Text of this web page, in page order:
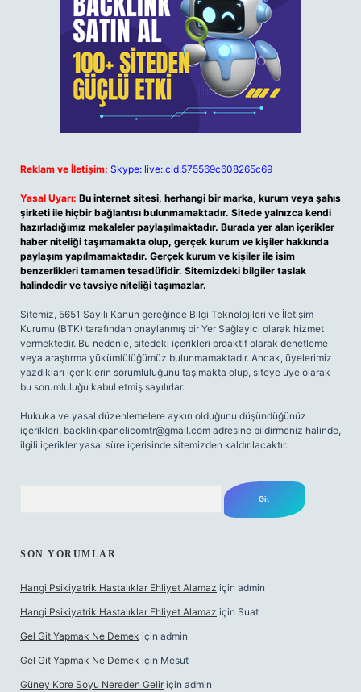
Reklam ve İletişim: Skype: live:.cid.575569c608265c69
Yasal Uyarı: Bu internet sitesi, herhangi bir marka, kurum veya şahıs
şirketi ile hiçbir bağlantısı bulunmamaktadır. Sitede yalnızca kendi
hazırladığımız makaleler paylaşılmaktadır. Burada yer alan içerikler
haber niteliği taşımamakta olup, gerçek kurum ve kişiler hakkında
paylaşım yapılmamaktadır. Gerçek kurum ve kişiler ile isim
benzerlikleri tamamen tesadüfidir. Sitemizdeki bilgiler taslak
halindedir ve tavsiye niteliği taşımazlar.
Sitemiz, 5651 Sayılı Kanun gereğince Bilgi Teknolojileri ve İletişim
Kurumu (BTK) tarafından onaylanmış bir Yer Sağlayıcı olarak hizmet
vermektedir. Bu nedenle, sitedeki içerikleri proaktif olarak denetleme
veya araştırma yükümlülüğümüz bulunmamaktadır. Ancak, üyelerimiz
yazdıkları içeriklerin sorumluluğunu taşımakta olup, siteye üye olarak
bu sorumluluğu kabul etmiş sayılırlar.
Hukuka ve yasal düzenlemelere aykırı olduğunu düşündüğünüz
içerikleri, backlinkpanelicomtr@gmail.com adresine bildirmeniz halinde,
ilgili içerikler yasal süre içerisinde sitemizden kaldırılacaktır.
SON YORUMLAR
Hangi Psikiyatrik Hastalıklar Ehliyet Alamaz için admin
Hangi Psikiyatrik Hastalıklar Ehliyet Alamaz için Suat
Gel Git Yapmak Ne Demek için admin
Gel Git Yapmak Ne Demek için Mesut
Güney Kore Soyu Nereden Gelir için admin